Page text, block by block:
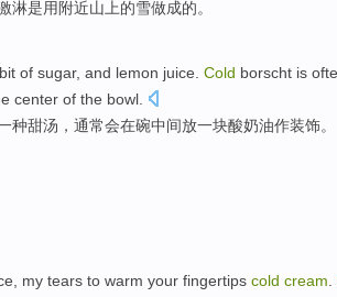
淋是用 附近山上的雪做成的。
bit of sugar, and lemon juice Cold borscht is
center of the bowl
种甜汤 ， 通常会在碗中间放一块酸奶油作装饰。
, my tears to warm your fingertips cold cream.